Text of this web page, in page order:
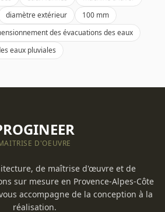
diamètre extérieur
100 mm
des évacuations des eaux
eaux pluviales
D'OEUVRE
de maîtrise d'œuvre et de
sur mesure en Provence-Alpes-Côte
accompagne de la conception à la
réalisation.